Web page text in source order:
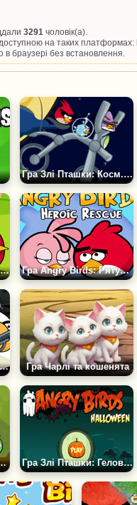
3291 чоловік(а).
доступною на таких платформах:
браузері без встановлення.
Гра Злі Пташки: Косм. Велосипед
Гра Злі Пташки: Захисники Троянд Гра Angry Birds: Рятування Коханої
Гра Неслухняні Злі Пташки Гра Чарлі та кошенята
Бродилка Гра Злі Пташки: Геловін 2